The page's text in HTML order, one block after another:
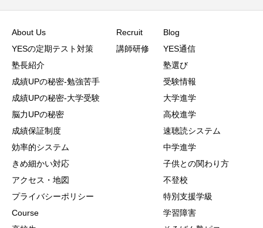
About Us
YESの定期テスト対策
塾長紹介
成績UPの秘密-勉強苦手
成績UPの秘密-大学受験
脳力UPの秘密
成績保証制度
効率的システム
きめ細かい対応
アクセス・地図
プライバシーポリシー
Course
Recruit
講師研修
Blog
YES通信
塾選び
受験情報
大学進学
高校進学
速聴読システム
中学進学
子供との関わり方
不登校
特別支援学級
学習障害